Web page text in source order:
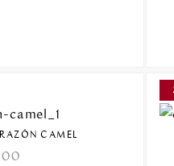
CAMEL